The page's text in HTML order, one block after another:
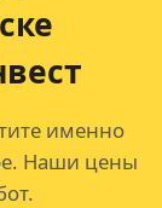
именно
Наши цены